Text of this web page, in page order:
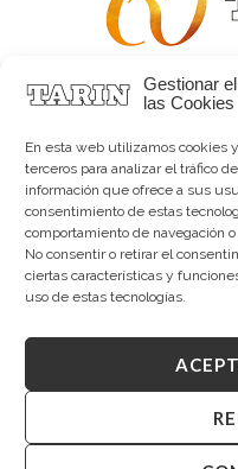
Gestionar
las Cookies
En esta web utilizamos cookies
terceros para analizar el tráfico
información que ofrece a sus
consentimiento de estas
comportamiento de navegación
No consentir o retirar el
ciertas características y
uso de estas tecnologías.
Alta
Copyright
Aviso legal|Política
Canal interno de